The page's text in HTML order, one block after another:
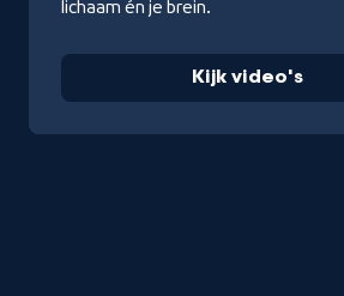
lichaam én je brein.
Kijk video's